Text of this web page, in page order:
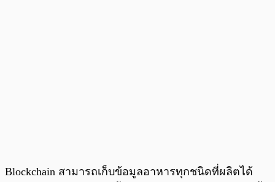
Blockchain สามารถเก็บข้อมูลอาหารทุกชนิดที่ผลิตได้